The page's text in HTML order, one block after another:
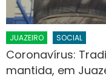
JUAZEIRO SOCIAL
Coronavírus:
mantida, em